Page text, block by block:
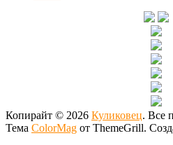
Копирайт © 2026 Куликовец. Все
Тема ColorMag от ThemeGrill.